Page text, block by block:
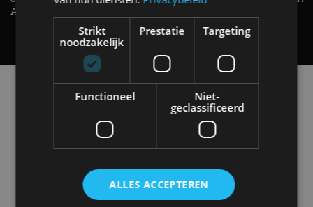
AutoRAI TV
UITGELEGD! - AutoRAI TV
Alle automerken
Selecteer een merk voor meer informatie, modellen
en alle nieuwsberichten
Aiways Alfa Romeo
Strikt
noodzakelijk
Prestatie Targeting
Functioneel
Niet-
geclassificeerd
ALLES ACCEPTEREN